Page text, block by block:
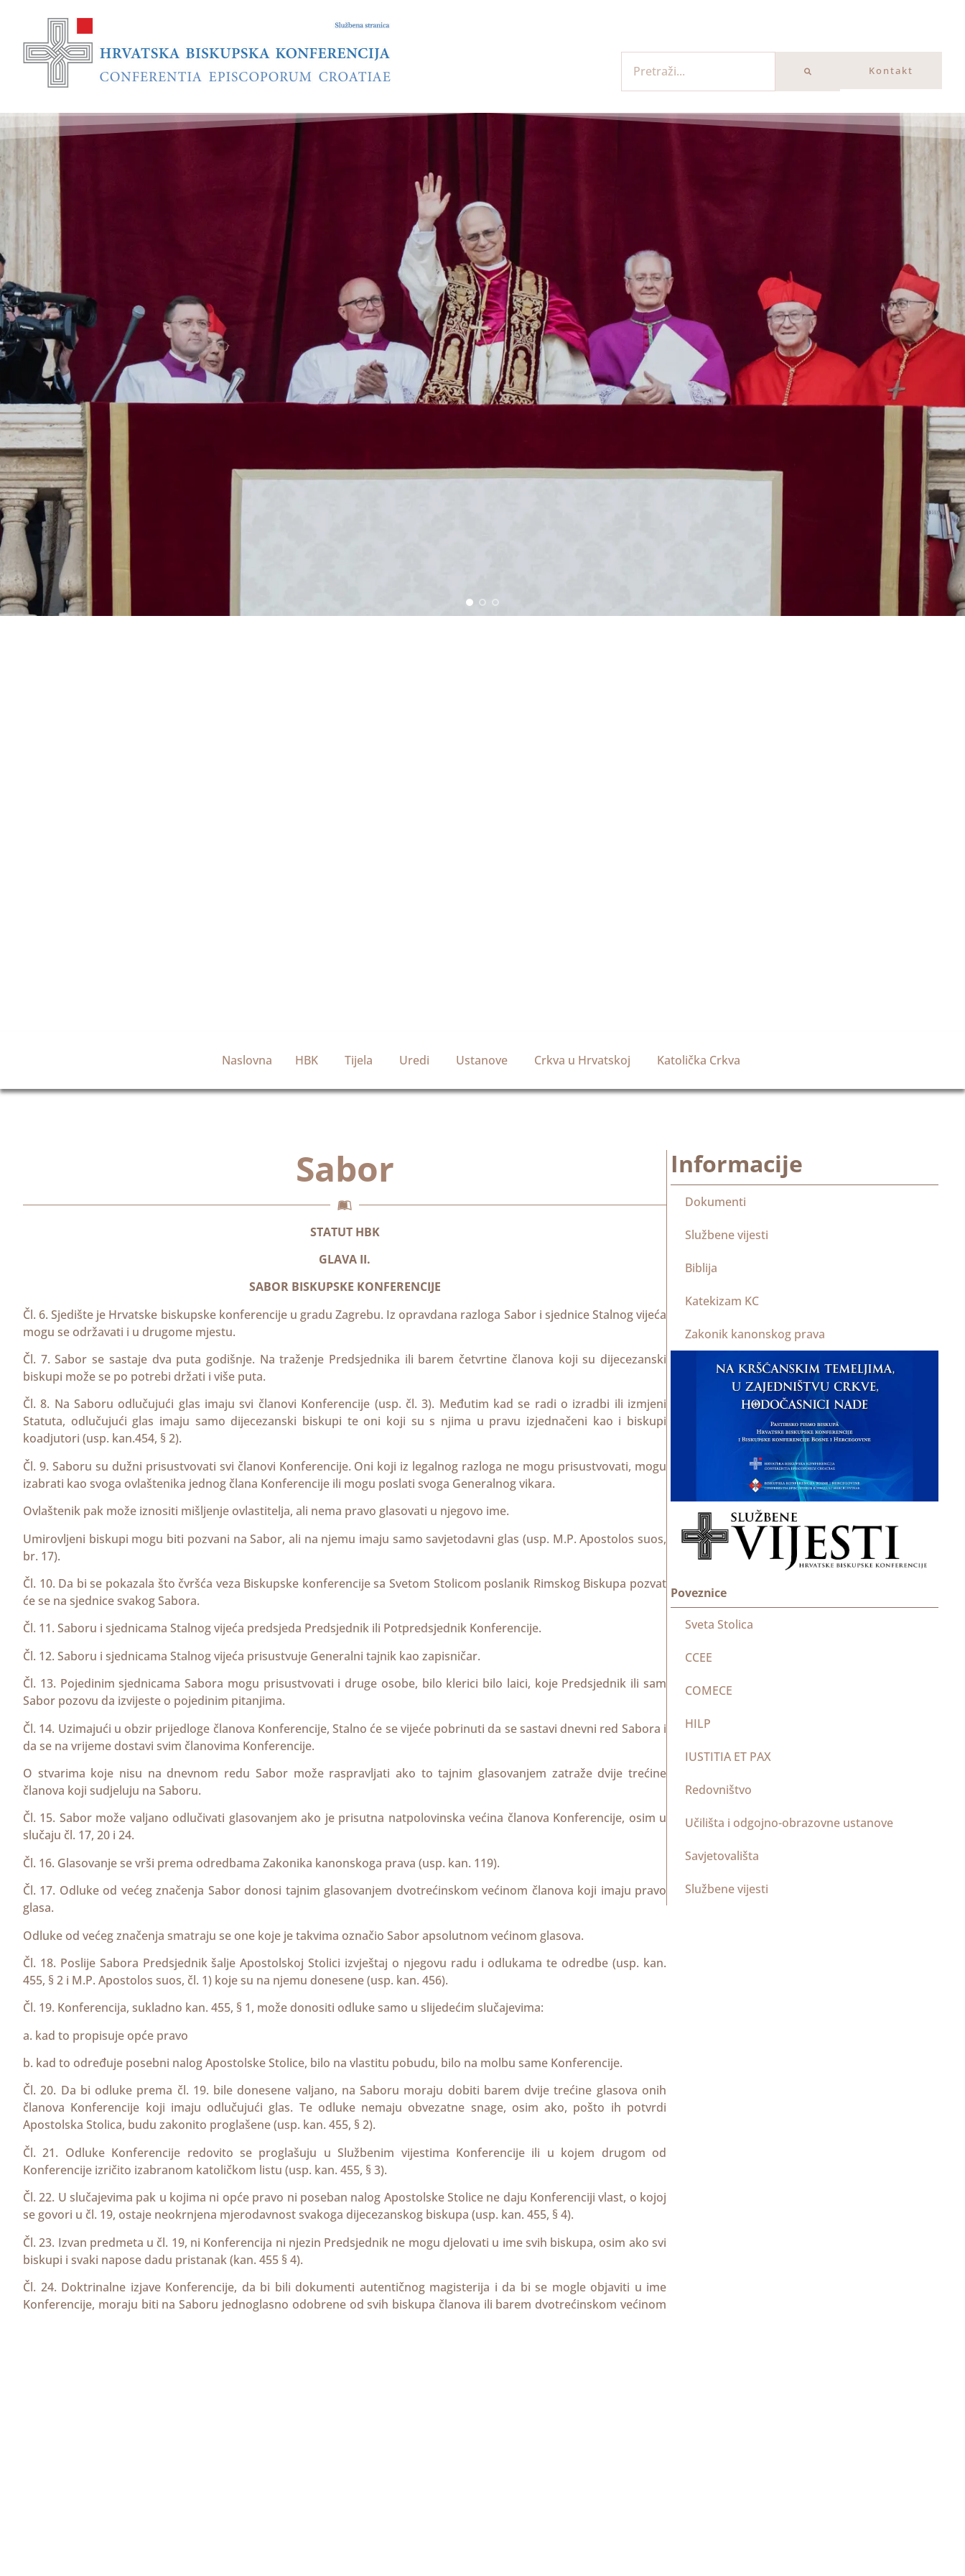
Kontakt
Naslovna HBK Tijela Uredi Ustanove Crkva u Hrvatskoj Katolička Crkva
Sabor
STATUT HBK
GLAVA II.
SABOR BISKUPSKE KONFERENCIJE
Čl. 6. Sjedište je Hrvatske biskupske konferencije u gradu Zagrebu. Iz opravdana razloga Sabor i sjednice Stalnog vijeća
mogu se održavati i u drugome mjestu.
Čl. 7. Sabor se sastaje dva puta godišnje. Na traženje Predsjednika ili barem četvrtine članova koji su dijecezanski
biskupi može se po potrebi držati i više puta.
Čl. 8. Na Saboru odlučujući glas imaju svi članovi Konferencije (usp. čl. 3). Međutim kad se radi o izradbi ili izmjeni
Statuta, odlučujući glas imaju samo dijecezanski biskupi te oni koji su s njima u pravu izjednačeni kao i biskupi
koadjutori (usp. kan.454, § 2).
Čl. 9. Saboru su dužni prisustvovati svi članovi Konferencije. Oni koji iz legalnog razloga ne mogu prisustvovati, mogu
izabrati kao svoga ovlaštenika jednog člana Konferencije ili mogu poslati svoga Generalnog vikara.
Ovlaštenik pak može iznositi mišljenje ovlastitelja, ali nema pravo glasovati u njegovo ime.
Umirovljeni biskupi mogu biti pozvani na Sabor, ali na njemu imaju samo savjetodavni glas (usp. M.P. Apostolos suos,
br. 17).
Čl. 10. Da bi se pokazala što čvršća veza Biskupske konferencije sa Svetom Stolicom poslanik Rimskog Biskupa pozvat
će se na sjednice svakog Sabora.
Čl. 11. Saboru i sjednicama Stalnog vijeća predsjeda Predsjednik ili Potpredsjednik Konferencije.
Čl. 12. Saboru i sjednicama Stalnog vijeća prisustvuje Generalni tajnik kao zapisničar.
Čl. 13. Pojedinim sjednicama Sabora mogu prisustvovati i druge osobe, bilo klerici bilo laici, koje Predsjednik ili sam
Sabor pozovu da izvijeste o pojedinim pitanjima.
Čl. 14. Uzimajući u obzir prijedloge članova Konferencije, Stalno će se vijeće pobrinuti da se sastavi dnevni red Sabora i
da se na vrijeme dostavi svim članovima Konferencije.
O stvarima koje nisu na dnevnom redu Sabor može raspravljati ako to tajnim glasovanjem zatraže dvije trećine
članova koji sudjeluju na Saboru.
Čl. 15. Sabor može valjano odlučivati glasovanjem ako je prisutna natpolovinska većina članova Konferencije, osim u
slučaju čl. 17, 20 i 24.
Čl. 16. Glasovanje se vrši prema odredbama Zakonika kanonskoga prava (usp. kan. 119).
Čl. 17. Odluke od većeg značenja Sabor donosi tajnim glasovanjem dvotrećinskom većinom članova koji imaju pravo
glasa.
Odluke od većeg značenja smatraju se one koje je takvima označio Sabor apsolutnom većinom glasova.
Čl. 18. Poslije Sabora Predsjednik šalje Apostolskoj Stolici izvještaj o njegovu radu i odlukama te odredbe (usp. kan.
455, § 2 i M.P. Apostolos suos, čl. 1) koje su na njemu donesene (usp. kan. 456).
Čl. 19. Konferencija, sukladno kan. 455, § 1, može donositi odluke samo u slijedećim slučajevima:
a. kad to propisuje opće pravo
b. kad to određuje posebni nalog Apostolske Stolice, bilo na vlastitu pobudu, bilo na molbu same Konferencije.
Čl. 20. Da bi odluke prema čl. 19. bile donesene valjano, na Saboru moraju dobiti barem dvije trećine glasova onih
članova Konferencije koji imaju odlučujući glas. Te odluke nemaju obvezatne snage, osim ako, pošto ih potvrdi
Apostolska Stolica, budu zakonito proglašene (usp. kan. 455, § 2).
Čl. 21. Odluke Konferencije redovito se proglašuju u Službenim vijestima Konferencije ili u kojem drugom od
Konferencije izričito izabranom katoličkom listu (usp. kan. 455, § 3).
Čl. 22. U slučajevima pak u kojima ni opće pravo ni poseban nalog Apostolske Stolice ne daju Konferenciji vlast, o kojoj
se govori u čl. 19, ostaje neokrnjena mjerodavnost svakoga dijecezanskog biskupa (usp. kan. 455, § 4).
Čl. 23. Izvan predmeta u čl. 19, ni Konferencija ni njezin Predsjednik ne mogu djelovati u ime svih biskupa, osim ako svi
biskupi i svaki napose dadu pristanak (kan. 455 § 4).
Čl. 24. Doktrinalne izjave Konferencije, da bi bili dokumenti autentičnog magisterija i da bi se mogle objaviti u ime
Konferencije, moraju biti na Saboru jednoglasno odobrene od svih biskupa članova ili barem dvotrećinskom većinom
Informacije
Dokumenti
Službene vijesti
Biblija
Katekizam KC
Zakonik kanonskog prava
Poveznice
Sveta Stolica
CCEE
COMECE
HILP
IUSTITIA ET PAX
Redovništvo
Učilišta i odgojno-obrazovne ustanove
Savjetovališta
Službene vijesti